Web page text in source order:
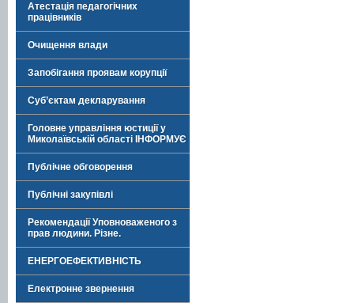
Атестація педагогічних
працівників
Очищення влади
Запобігання проявам корупції
Суб’єктам декларування
Головне управління юстиції у
Миколаївській області ІНФОРМУЄ
Публічне обговорення
Публічні закупівлі
Рекомендації Уповноваженого з
прав людини. Різне.
ЕНЕРГОЕФЕКТИВНІСТЬ
Електронне звернення